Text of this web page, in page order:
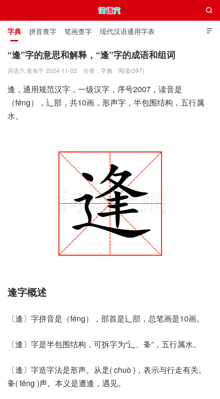

字典 拼音查字 笔画查字 现代汉语通用字表
通用规范汉字表 叠字大全 独体字大全 极简英语词典

“逢”字的意思和解释，“逢”字的成语和组词
词语六 发布于 2024-11-02 分类： 字典 阅读(397)
逢，通用规范汉字，一级汉字，序号2007，读音是
（féng），辶部，共10画，形声字，半包围结构，五行属
水。
逢字概述
〔逢〕字拼音是（féng），部首是辶部，总笔画是10画。
〔逢〕字是半包围结构，可拆字为“辶、夆”，五行属水。
〔逢〕字造字法是形声。从辵( chuò )，表示与行走有关。
夆( fēng )声。本义是遭逢，遇见。